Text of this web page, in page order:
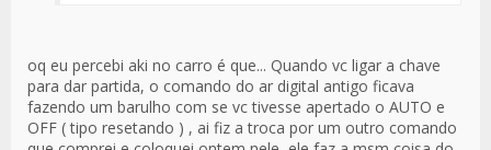
oq eu percebi aki no carro é que... Quando vc ligar a chave
para dar partida, o comando do ar digital antigo ficava
fazendo um barulho com se vc tivesse apertado o AUTO e
OFF ( tipo resetando ) , ai fiz a troca por um outro comando